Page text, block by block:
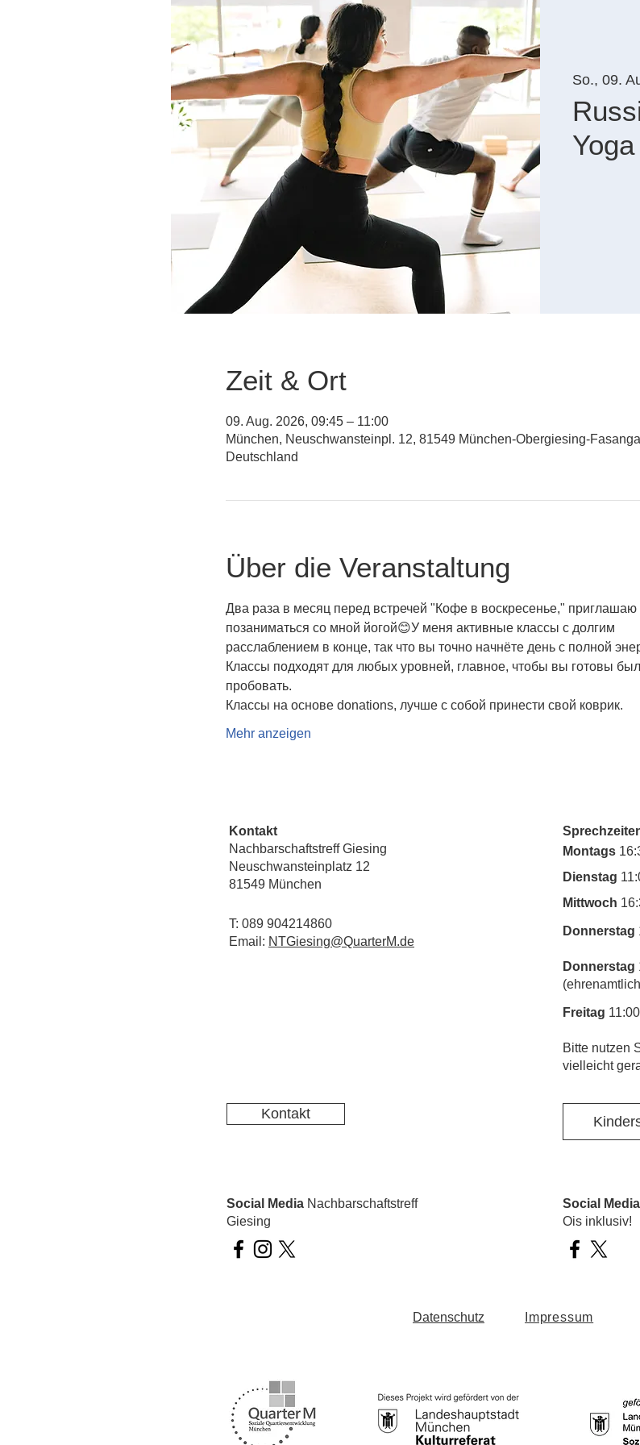
So., 09.
Yoga
Zeit & Ort
09. Aug. 2026, 09:45 – 11:00
München, Neuschwansteinpl. 12, 81549 München-Obergiesing-
Deutschland
Über die Veranstaltung
Два раза в месяц перед встречей "Кофе в воскресенье," приглашаю
позаниматься со мной йогой😊У меня активные классы с долгим
расслаблением в конце, так что вы точно начнёте день с полной
Классы подходят для любых уровней, главное, чтобы вы готовы
пробовать.
Классы на основе donations, лучше с собой принести свой коврик.
Mehr anzeigen
Kontakt
Nachbarschaftstreff Giesing
Neuschwansteinplatz 12
81549 München
T: 089 904214860
Email: NTGiesing@QuarterM.de
Kontakt
Montags
Dienstag
Mittwoch
Donnerstag
Donnerstag
Freitag
​Bitte nutzen
vielleicht
Social Media Nachbarschaftstreff
Giesing
Social Media
Ois inklusiv!
Datenschutz Impressum